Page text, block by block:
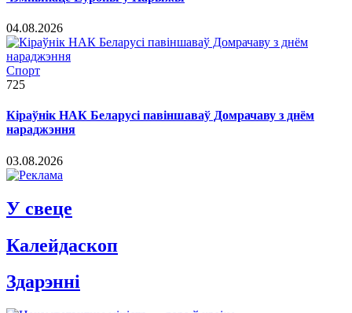
04.08.2026
Спорт
725
Кіраўнік НАК Беларусі павіншаваў Домрачаву з днём
нараджэння
03.08.2026
У свеце
Калейдаскоп
Здарэннi